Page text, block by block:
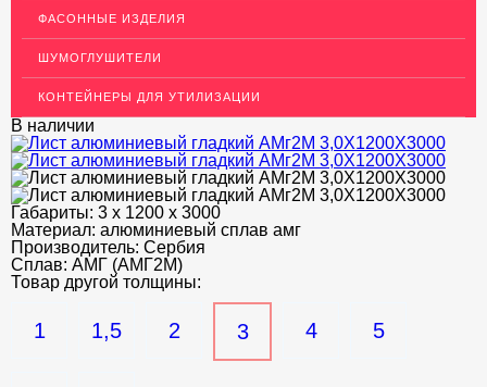
ЭЛЕКТРОДЫ
ДЕКОРАТИВНЫЙ УГОЛОК
МЕТАЛЛИЧЕСКИЕ ПОРОГИ НАПОЛЬНЫЕ (ДЛЯ ПОЛА),
РАСКЛАДКА, ПЛИНТУС
ПОТОЛКИ
НЕДОРОГОЙ МЕТАЛЛОПРОКАТ
ФАСОННЫЕ ИЗДЕЛИЯ
ШУМОГЛУШИТЕЛИ
КОНТЕЙНЕРЫ ДЛЯ УТИЛИЗАЦИИ
В наличии
Габариты: 3 х 1200 х 3000
Материал: алюминиевый сплав амг
Производитель: Сербия
Сплав: АМГ (АМГ2М)
Товар другой толщины:
1 1,5 2 3 4 5